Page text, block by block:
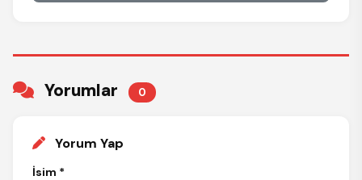
Yorumlar 0
Yorum Yap
İsim *